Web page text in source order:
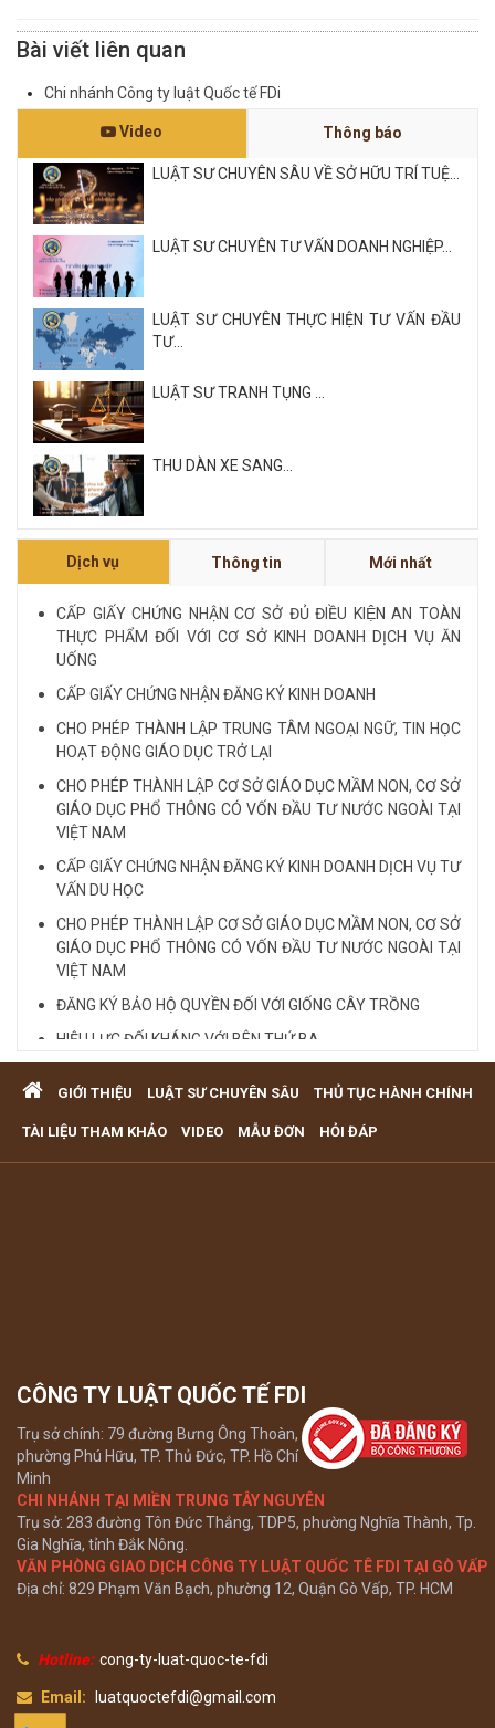
Bài viết liên quan
Chi nhánh Công ty luật Quốc tế FDi
Video Thông báo
LUẬT SƯ CHUYÊN SÂU VỀ SỞ HỮU TRÍ TUỆ...
LUẬT SƯ CHUYÊN TƯ VẤN DOANH NGHIỆP...
LUẬT SƯ CHUYÊN THỰC HIỆN TƯ VẤN ĐẦU
TƯ...
LUẬT SƯ TRANH TỤNG ...
THU DÀN XE SANG...
NỘI QUY VÀ QUY CHẾ CÔNG TY LUẬT QUỐC
LUẬT SƯ CHUYÊN VỀ HÌNH SỰ...
Xem tất cả
Dịch vụ Thông tin Mới nhất
CẤP GIẤY CHỨNG NHẬN CƠ SỞ ĐỦ ĐIỀU KIỆN AN TOÀN
THỰC PHẨM ĐỐI VỚI CƠ SỞ KINH DOANH DỊCH VỤ ĂN
UỐNG
CẤP GIẤY CHỨNG NHẬN ĐĂNG KÝ KINH DOANH
CHO PHÉP THÀNH LẬP TRUNG TÂM NGOẠI NGỮ, TIN HỌC
HOẠT ĐỘNG GIÁO DỤC TRỞ LẠI
CHO PHÉP THÀNH LẬP CƠ SỞ GIÁO DỤC MẦM NON, CƠ SỞ
GIÁO DỤC PHỔ THÔNG CÓ VỐN ĐẦU TƯ NƯỚC NGOÀI TẠI
VIỆT NAM
CẤP GIẤY CHỨNG NHẬN ĐĂNG KÝ KINH DOANH DỊCH VỤ TƯ
VẤN DU HỌC
CHO PHÉP THÀNH LẬP CƠ SỞ GIÁO DỤC MẦM NON, CƠ SỞ
GIÁO DỤC PHỔ THÔNG CÓ VỐN ĐẦU TƯ NƯỚC NGOÀI TẠI
VIỆT NAM
ĐĂNG KÝ BẢO HỘ QUYỀN ĐỐI VỚI GIỐNG CÂY TRỒNG
HIỆU LỰC ĐỐI KHÁNG VỚI BÊN THỨ BA
với đất
VĂN PHÒNG LUẬT SƯ TƯ VẤN MIỄN PHÍ QUA ĐIỆN THOẠI
GIỚI THIỆU LUẬT SƯ CHUYÊN SÂU THỦ TỤC HÀNH CHÍNH
TÀI LIỆU THAM KHẢO VIDEO MẪU ĐƠN HỎI ĐÁP
CÔNG TY LUẬT QUỐC TẾ FDI
Trụ sở chính: 79 đường Bưng Ông Thoàn,
phường Phú Hữu, TP. Thủ Đức, TP. Hồ Chí
Minh
CHI NHÁNH TẠI MIỀN TRUNG TÂY NGUYÊN
Trụ sở: 283 đường Tôn Đức Thắng, TDP5, phường Nghĩa Thành, Tp.
Gia Nghĩa, tỉnh Đắk Nông.
VĂN PHÒNG GIAO DỊCH CÔNG TY LUẬT QUỐC TÊ FDI TẠI GÒ VẤP
Địa chỉ: 829 Phạm Văn Bạch, phường 12, Quận Gò Vấp, TP. HCM
Hotline: cong-ty-luat-quoc-te-fdi
Email: luatquoctefdi@gmail.com